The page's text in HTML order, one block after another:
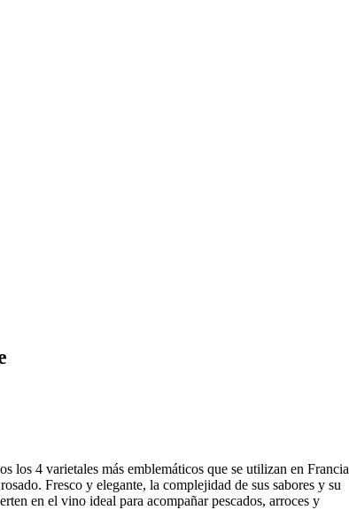
los 4 varietales más emblemáticos que se utilizan en Francia
Fresco y elegante, la complejidad de sus sabores y su
en el vino ideal para acompañar pescados, arroces y